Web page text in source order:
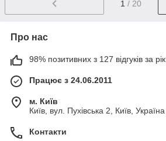
1 / 20
Про нас
98% позитивних з 127 відгуків за рік
Працює з 24.06.2011
м. Київ
Київ, вул. Пухівська 2, Київ, Україна
Контакти